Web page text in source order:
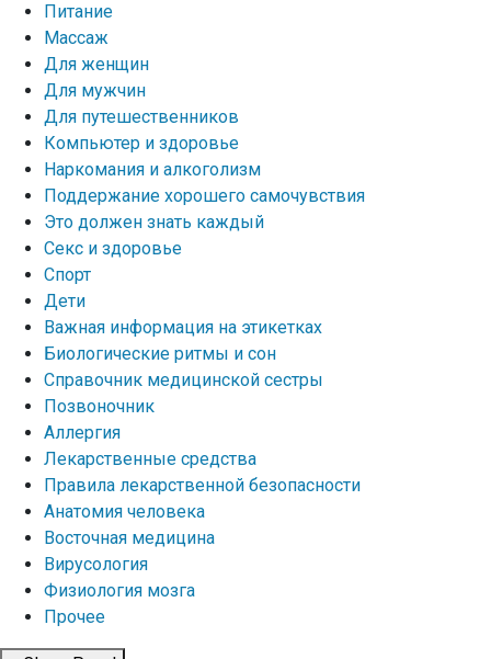
Питание
Массаж
Для женщин
Для мужчин
Для путешественников
Компьютер и здоровье
Наркомания и алкоголизм
Поддержание хорошего самочувствия
Это должен знать каждый
Секс и здоровье
Спорт
Дети
Важная информация на этикетках
Биологические ритмы и сон
Справочник медицинской сестры
Позвоночник
Аллергия
Лекарственные средства
Правила лекарственной безопасности
Aнатомия человека
Восточная медицина
Вирусология
Физиология мозга
Прочее